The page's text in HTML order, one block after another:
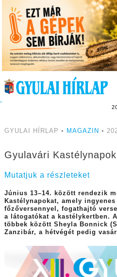
GYULAI HÍRLAP • MAGAZIN •
Gyulavári
Mutatjuk a részleteket
Június 13–14. között rendezik
Kastélynapokat, amely
főzőversennyel, fogathajtó
a látogatókat a kastélykertben.
többek között Sheyla Bonnick
Zanzibár, a hétvégét pedig